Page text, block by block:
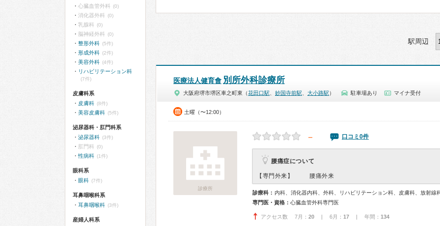
駅周辺
医療法人健育會 別所外科診療所
大阪府堺市堺区車之町東（花田口駅 妙国寺前駅 大小路駅 ） 駐車場あり マイナ受付
土曜（〜12:00）
診療所
－ 口コミ0件
腰痛症について
【専門外来】 腰痛外来
診療科： 内科、消化器内科、外科、リハビリテーション科、皮膚科、放射線
専門医・資格： 心臓血管外科専門医
アクセス数 7月： 20 | 6月： 17 | 年間： 134
心臓血管外科 (0)
消化器外科 (0)
乳腺科 (0)
脳神経外科 (0)
整形外科 (5件)
形成外科 (2件)
美容外科 (4件)
リハビリテーション科
(7件)
皮膚科系
皮膚科 (8件)
美容皮膚科 (5件)
泌尿器科・肛門科系
泌尿器科 (3件)
肛門科 (0)
性病科 (1件)
眼科系
眼科 (7件)
耳鼻咽喉科系
耳鼻咽喉科 (3件)
産婦人科系